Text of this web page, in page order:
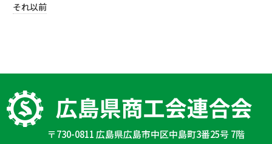
それ以前
〒730-0811 広島県広島市中区中島町3番25号 7階